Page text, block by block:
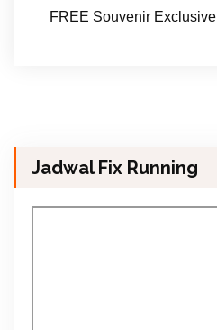
FREE Souvenir Exclusive
Jadwal Fix Running